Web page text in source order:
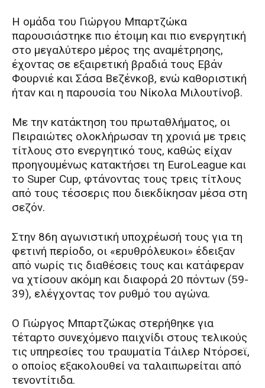
Η ομάδα του Γιώργου Μπαρτζώκα
παρουσιάστηκε πιο έτοιμη και πιο ενεργητική
στο μεγαλύτερο μέρος της αναμέτρησης,
έχοντας σε εξαιρετική βραδιά τους Εβάν
Φουρνιέ και Σάσα Βεζένκοβ, ενώ καθοριστική
ήταν και η παρουσία του Νίκολα Μιλουτίνοβ.
Με την κατάκτηση του πρωταθλήματος, οι
Πειραιώτες ολοκλήρωσαν τη χρονιά με τρεις
τίτλους στο ενεργητικό τους, καθώς είχαν
προηγουμένως κατακτήσει τη EuroLeague και
το Super Cup, φτάνοντας τους τρεις τίτλους
από τους τέσσερις που διεκδίκησαν μέσα στη
σεζόν.
Στην 86η αγωνιστική υποχρέωσή τους για τη
φετινή περίοδο, οι «ερυθρόλευκοι» έδειξαν
από νωρίς τις διαθέσεις τους και κατάφεραν
να χτίσουν ακόμη και διαφορά 20 πόντων (59-
39), ελέγχοντας τον ρυθμό του αγώνα.
Ο Γιώργος Μπαρτζώκας στερήθηκε για
τέταρτο συνεχόμενο παιχνίδι στους τελικούς
τις υπηρεσίες του τραυματία Τάιλερ Ντόρσεϊ,
ο οποίος εξακολουθεί να ταλαιπωρείται από
τενοντίτιδα.